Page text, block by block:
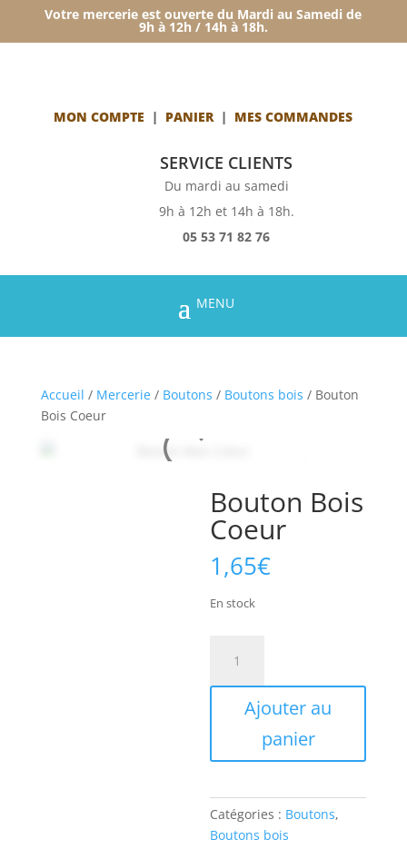
Votre mercerie est ouverte du Mardi au Samedi de
9h à 12h / 14h à 18h.
MON COMPTE | PANIER| MES COMMANDES
SERVICE CLIENTS
Du mardi au samedi
9h à 12h et 14h à 18h.
05 53 71 82 76
Accueil / Mercerie/ Boutons / Boutons bois / Bouton
Bois Coeur
Bouton Bois
Coeur
1,65€
En stock
Bouton
Ajouter au
panier
Catégories : Boutons,
Boutons bois